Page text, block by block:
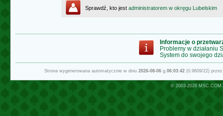
Sprawdź, kto jest administratorem w okręgu Lubelskim
Informacje o
Problemy w działaniu
System do swojego
Strona wygenerowana automatycznie w dniu 2026-08-06g.06:03:42(0.9609/22)
© 2003-2026